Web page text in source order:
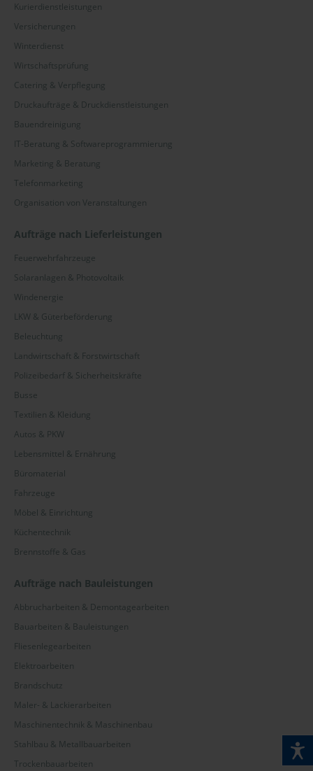
Kurierdienstleistungen
Versicherungen
Winterdienst
Wirtschaftsprüfung
Catering & Verpflegung
Druckaufträge & Druckdienstleistungen
Bauendreinigung
IT-Beratung & Softwareprogrammierung
Marketing & Beratung
Telefonmarketing
Organisation von Veranstaltungen
Aufträge nach Lieferleistungen
Feuerwehrfahrzeuge
Solaranlagen & Photovoltaik
Windenergie
LKW & Güterbeförderung
Beleuchtung
Landwirtschaft & Forstwirtschaft
Polizeibedarf & Sicherheitskräfte
Busse
Textilien & Kleidung
Autos & PKW
Lebensmittel & Ernährung
Büromaterial
Fahrzeuge
Möbel & Einrichtung
Küchentechnik
Brennstoffe & Gas
Aufträge nach Bauleistungen
Abbrucharbeiten & Demontagearbeiten
Bauarbeiten & Bauleistungen
Fliesenlegearbeiten
Elektroarbeiten
Brandschutz
Maler- & Lackierarbeiten
Maschinentechnik & Maschinenbau
Stahlbau & Metallbauarbeiten
Trockenbauarbeiten